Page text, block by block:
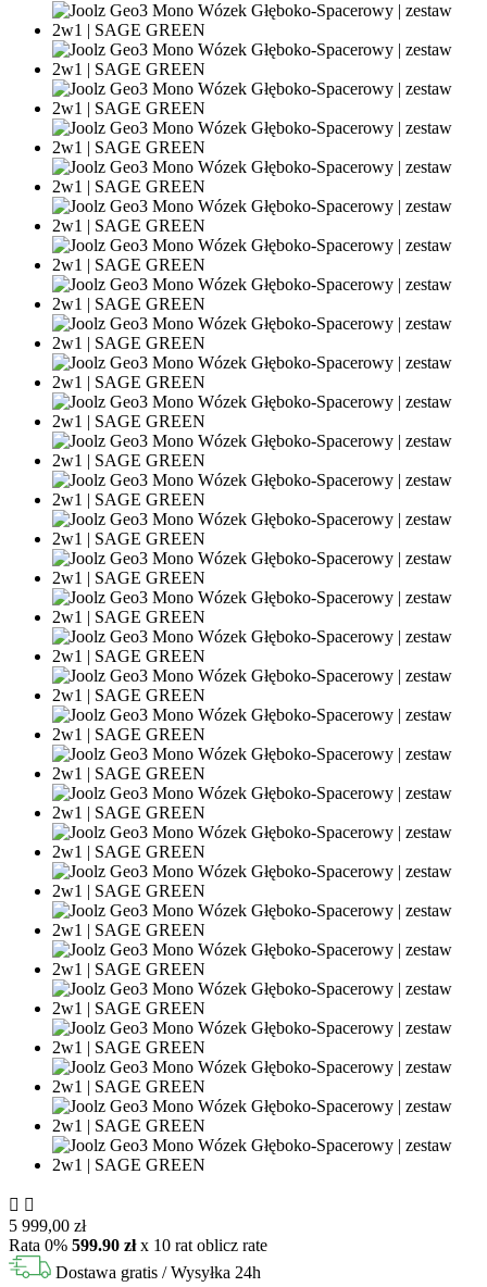
 
5 999,00 zł
Rata 0% 599.90 złx 10 rat oblicz rate
Dostawa gratis / Wysyłka 24h